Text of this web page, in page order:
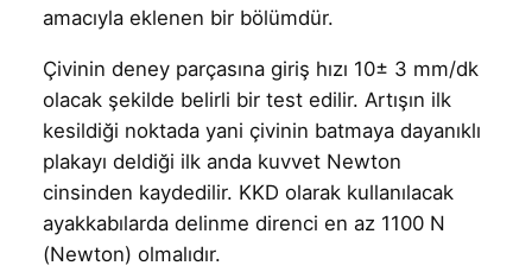
amacıyla eklenen bir bölümdür.
Çivinin deney parçasına giriş hızı 10± 3 mm/dk
olacak şekilde belirli bir test edilir. Artışın ilk
kesildiği noktada yani çivinin batmaya dayanıklı
plakayı deldiği ilk anda kuvvet Newton
cinsinden kaydedilir. KKD olarak kullanılacak
ayakkabılarda delinme direnci en az 1100 N
(Newton) olmalıdır.